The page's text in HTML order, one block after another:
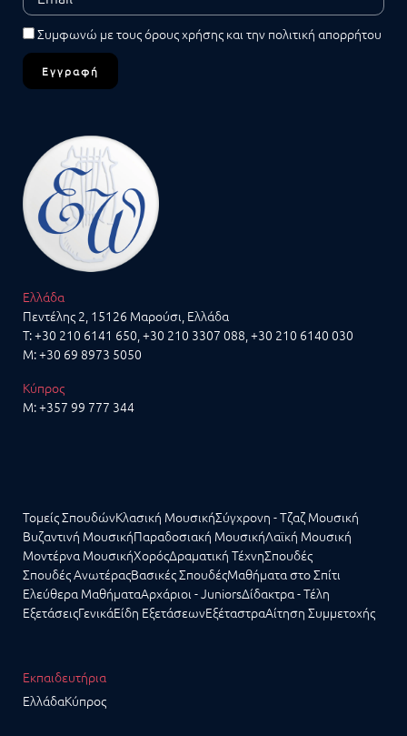
Συμφωνώ με τουςόρους χρήσης και την πολιτική απορρήτου
Εγγραφή
Ελλάδα
Πεντέλης 2, 15126 Μαρούσι, Ελλάδα
T:+30 210 6141 650 +30 210 3307 088 +30 210 6140 030
M:+30 69 8973 5050
Κύπρος
M:+357 99 777 344
Τομείς ΣπουδώνΚλασική ΜουσικήΣύγχρονη - Τζαζ Μουσική
Βυζαντινή ΜουσικήΠαραδοσιακή ΜουσικήΛαϊκή Μουσική
Μοντέρνα ΜουσικήΧορόςΔραματική ΤέχνηΣπουδές
Σπουδές ΑνωτέραςΒασικές ΣπουδέςΜαθήματα στο Σπίτι
Ελεύθερα ΜαθήματαΑρχάριοι - JuniorsΔίδακτρα - Τέλη
ΕξετάσειςΓενικάΕίδη ΕξετάσεωνΕξέταστραΑίτηση Συμμετοχής
Εκπαιδευτήρια
ΕλλάδαΚύπρος